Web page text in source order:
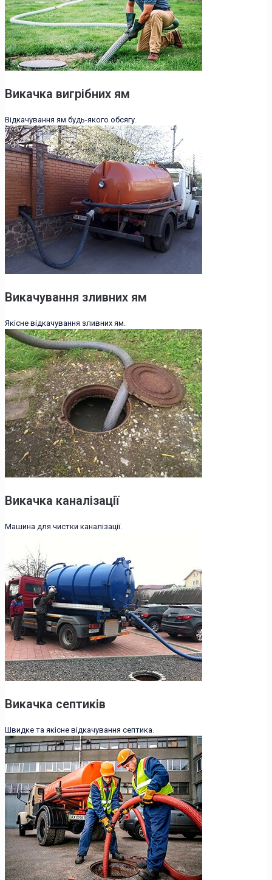
Викачка вигрібних ям
Відкачування ям будь-якого обсягу.
Викачування зливних ям
Якісне відкачування зливних ям.
Викачка каналізації
Машина для чистки каналізації.
Викачка септиків
Швидке та якісне відкачування септика.